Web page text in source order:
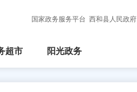
国家政务服务平台 西和县人民政府
超市 阳光政务